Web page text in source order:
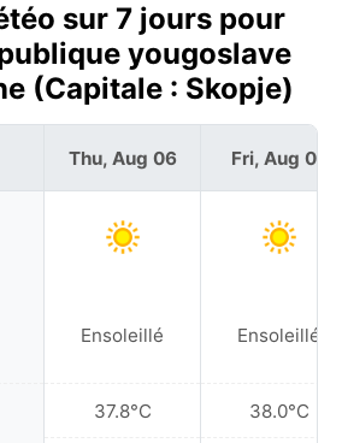
sur 7 jours pour
yougoslave
(Capitale : Skopje)
Thu, Aug 06
Ensoleillé
37.8°C
Fri, Aug 07
Ensoleillé
38.0°C